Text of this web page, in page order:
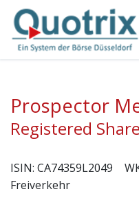
Prospector
Registered
ISIN: CA74359L2049
Freiverkehr